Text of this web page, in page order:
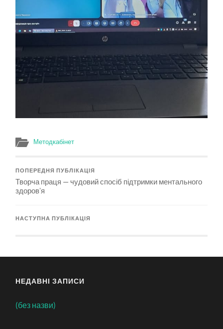
Методкабінет
ПОПЕРЕДНЯ ПУБЛІКАЦІЯ
Творча праця — чудовий спосіб підтримки ментального
здоровʼя
НАСТУПНА ПУБЛІКАЦІЯ
НЕДАВНІ ЗАПИСИ
(без назви)